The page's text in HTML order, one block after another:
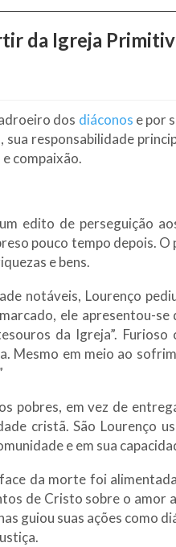
da Igreja
dos diáconos e por
responsabilidade
compaixão.
edito de perseguição
pouco tempo depois.
e bens.
notáveis, Lourenço
ele apresentou-
da Igreja”.
Mesmo em meio ao
pobres, em vez de
cristã. São Lourenço
e em sua
da morte foi
de Cristo sobre o
guiou suas ações como